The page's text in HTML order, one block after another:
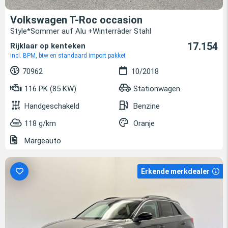
Volkswagen T-Roc occasion
Style*Sommer auf Alu +Winterräder Stahl
Rijklaar op kenteken
incl. BPM, btw en standaard import pakket
17.154
70962
10/2018
116 PK (85 KW)
Stationwagen
Handgeschakeld
Benzine
118 g/km
Oranje
Margeauto
Erkende merkdealer